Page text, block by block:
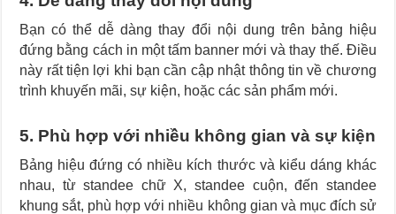
Bạn có thể dễ dàng thay đổi nội dung trên bảng hiệu
đứng bằng cách in một tấm banner mới và thay thế. Điều
này rất tiện lợi khi bạn cần cập nhật thông tin về chương
trình khuyến mãi, sự kiện, hoặc các sản phẩm mới.
5. Phù hợp với nhiều không gian và sự kiện
Bảng hiệu đứng có nhiều kích thước và kiểu dáng khác
nhau, từ standee chữ X, standee cuộn, đến standee
khung sắt, phù hợp với nhiều không gian và mục đích sử